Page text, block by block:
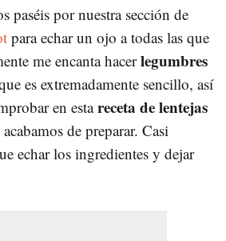
paséis por nuestra sección de
para echar un ojo a todas las que
me encanta hacerlegumbres
es extremadamente sencillo, así
en estareceta de lentejas
de preparar. Casi
echar los ingredientes y dejar